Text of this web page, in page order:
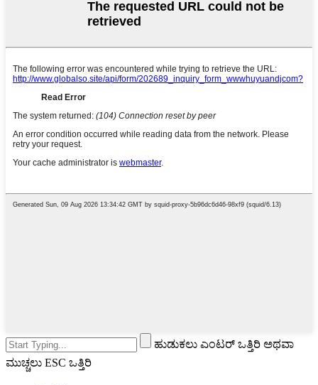
ಹುಡುಕಲು ಎಂಟರ್ ಒತ್ತಿರಿ ಅಥವಾ
ಮುಚ್ಚಲು ESC ಒತ್ತಿರಿ